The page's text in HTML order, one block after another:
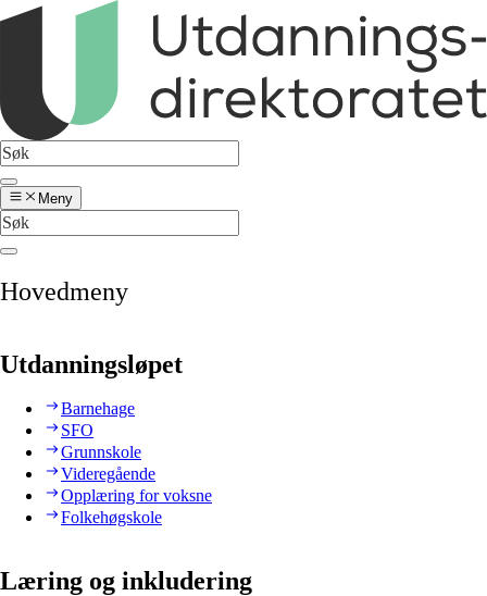
Meny
Hovedmeny
Utdanningsløpet
Barnehage
SFO
Grunnskole
Videregående
Opplæring for voksne
Folkehøgskole
Læring og inkludering